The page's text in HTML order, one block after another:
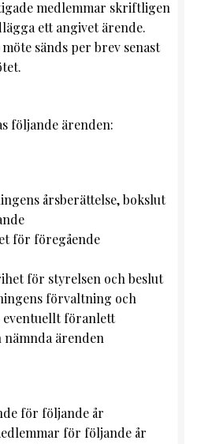
medlemmar skriftligen
ett angivet ärende.
sänds per brev senast
följande ärenden:
årsberättelse, bokslut
för föregående
för styrelsen och beslut
förvaltning och
eventuellt föranlett
nämnda ärenden
för följande år
för följande år